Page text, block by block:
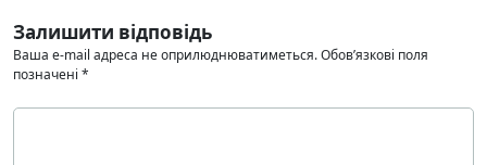
Залишити відповідь
Ваша e-mail адреса не оприлюднюватиметься.Обов’язкові поля
позначені *